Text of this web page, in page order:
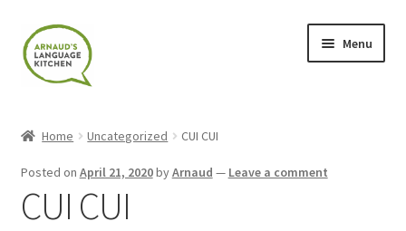
Skip
to
navigation
Skip
to
content
Menu
Blog
Home Uncategorized CUI CUI
Posted on April 21, 2020byArnaud — Leave a comment
CUI CUI